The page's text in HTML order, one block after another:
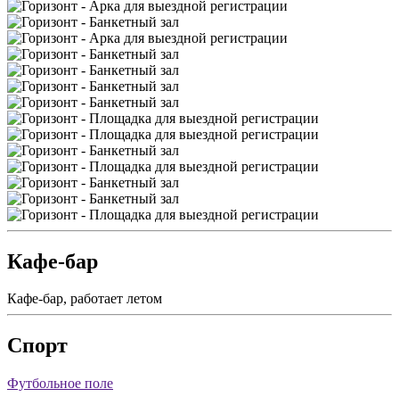
Кафе-бар
Кафе-бар, работает летом
Спорт
Футбольное поле